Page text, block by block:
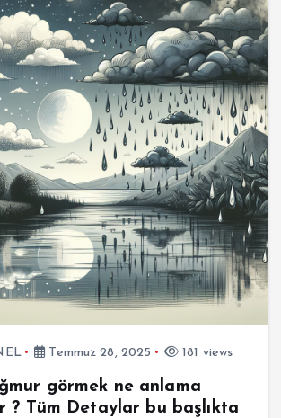
Temmuz 28, 2025 181 views
görmek ne anlama
? Tüm Detaylar bu başlıkta